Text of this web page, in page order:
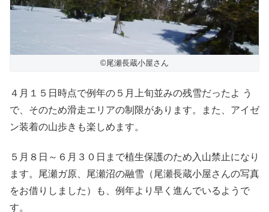
©尾瀬長蔵小屋さん
４月１５日時点で例年の５月上旬並みの残雪だったよ う
で、そのため滑走エリアの制限があります。また、アイゼ
ン装着の山歩きも楽しめます。
５月８日～６月３０日まで植生保護のため入山禁止になり
ます。尾瀬ガ原、尾瀬沼の融雪（尾瀬長蔵小屋さんの写真
をお借りしました）も、例年より早く進んでいるようで
す。